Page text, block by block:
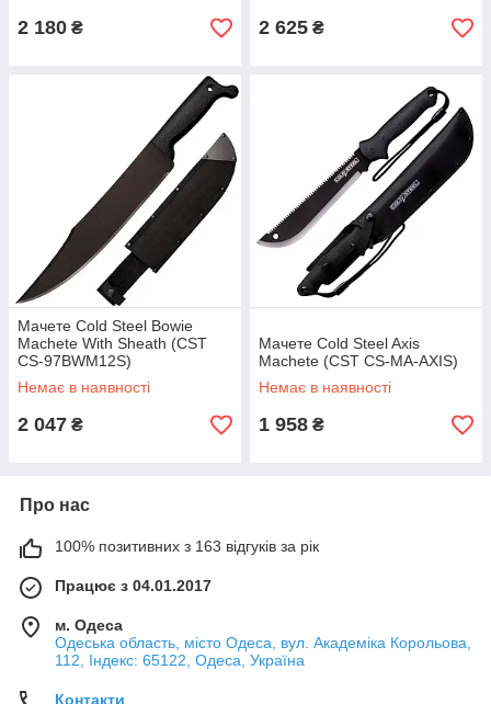
2 180 ₴ 2 625 ₴
Мачете Cold Steel Bowie
Machete With Sheath (CST
CS-97BWM12S)
Немає в наявності
2 047 ₴
Мачете Cold Steel Axis
Machete (CST CS-MA-AXIS)
Немає в наявності
1 958 ₴
Про нас
100% позитивних з 163 відгуків за рік
Працює з 04.01.2017
м. Одеса
Одеська область, місто Одеса, вул. Академіка Корольова,
112, Індекс: 65122, Одеса, Україна
Контакти